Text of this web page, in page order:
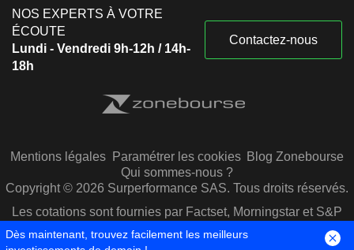
NOS EXPERTS À VOTRE
ÉCOUTE
Lundi - Vendredi 9h-12h / 14h-
18h
Contactez-nous
Mentions légales Paramétrer les cookies Blog Zonebourse
Qui sommes-nous ?
Copyright © 2026 Surperformance SAS. Tous droits réservés.
Les cotations sont fournies par Factset, Morningstar et S&P
Capital IQ
Dès maintenant, trouvez facilement les meilleurs